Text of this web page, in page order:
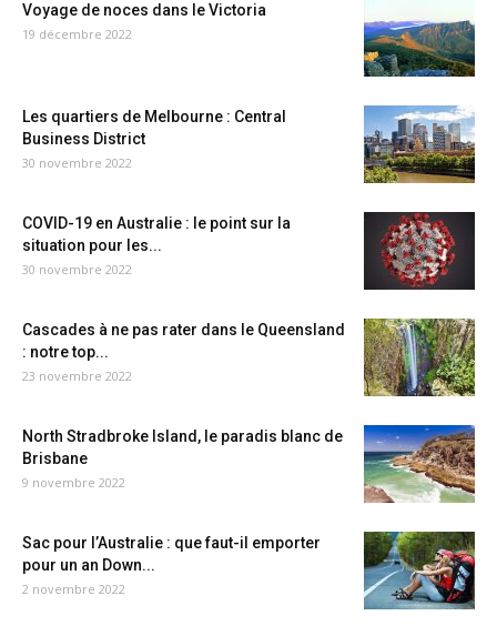
Voyage de noces dans le Victoria
19 décembre 2022
Les quartiers de Melbourne : Central
Business District
30 novembre 2022
COVID-19 en Australie : le point sur la
situation pour les...
30 novembre 2022
Cascades à ne pas rater dans le Queensland
: notre top...
23 novembre 2022
North Stradbroke Island, le paradis blanc de
Brisbane
9 novembre 2022
Sac pour l’Australie : que faut-il emporter
pour un an Down...
2 novembre 2022